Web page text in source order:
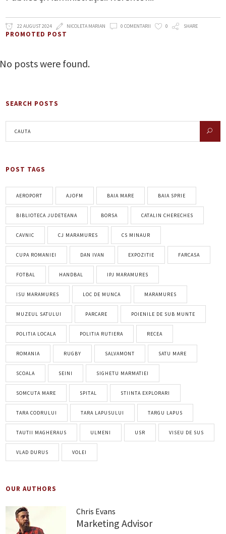
22 AUGUST 2024 NICOLETA MARIAN 0 COMENTARII 0 SHARE
PROMOTED POST
No posts were found.
SEARCH POSTS
POST TAGS
AEROPORT AJOFM BAIA MARE BAIA SPRIE
BIBLIOTECA JUDETEANA BORSA CATALIN CHERECHES
CAVNIC CJ MARAMURES CS MINAUR
CUPA ROMANIEI DAN IVAN EXPOZITIE FARCASA
FOTBAL HANDBAL IPJ MARAMURES
ISU MARAMURES LOC DE MUNCA MARAMURES
MUZEUL SATULUI PARCARE POIENILE DE SUB MUNTE
POLITIA LOCALA POLITIA RUTIERA RECEA
ROMANIA RUGBY SALVAMONT SATU MARE
SCOALA SEINI SIGHETU MARMATIEI
SOMCUTA MARE SPITAL STIINTA EXPLORARI
TARA CODRULUI TARA LAPUSULUI TARGU LAPUS
TAUTII MAGHERAUS ULMENI USR VISEU DE SUS
VLAD DURUS VOLEI
OUR AUTHORS
Chris Evans
Marketing Advisor